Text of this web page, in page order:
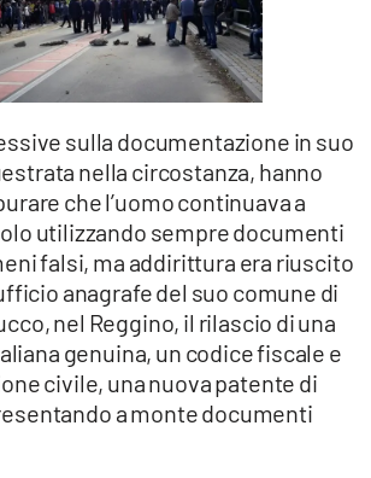
sulla documentazione in suo
nella circostanza, hanno
che l’uomo continuava a
utilizzando sempre documenti
falsi, ma addirittura era riuscito
anagrafe del suo comune di
nel Reggino, il rilascio di una
genuina, un codice fiscale e
civile, una nuova patente di
a monte documenti